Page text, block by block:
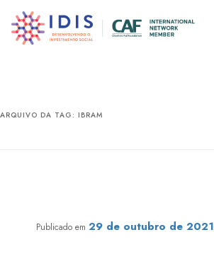
para
para
ARQUIVO DA TAG: IBRAM
Publicado em 29 de outubro de 2021